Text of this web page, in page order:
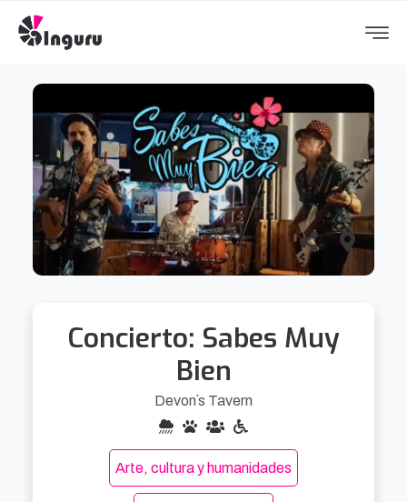
Concierto: Sabes Muy
Bien
Devon´s Tavern
Arte, cultura y humanidades